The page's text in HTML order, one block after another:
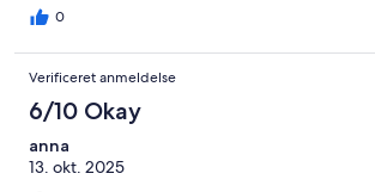
0
Verificeret anmeldelse
6/10 Okay
anna
13. okt. 2025